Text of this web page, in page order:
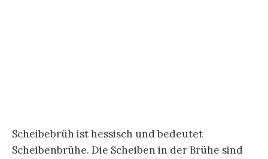
Scheibebrüh ist hessisch und bedeutet
Scheibenbrühe. Die Scheiben in der Brühe sind